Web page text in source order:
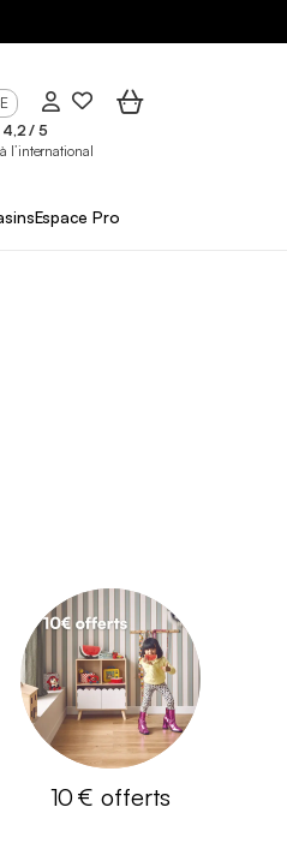
4,2 / 5
l’international
Espace Pro
10 € offerts